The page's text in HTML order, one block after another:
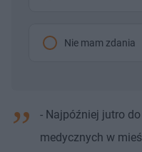
Nie mam zdania
- Najpóźniej jutro
medycznych w